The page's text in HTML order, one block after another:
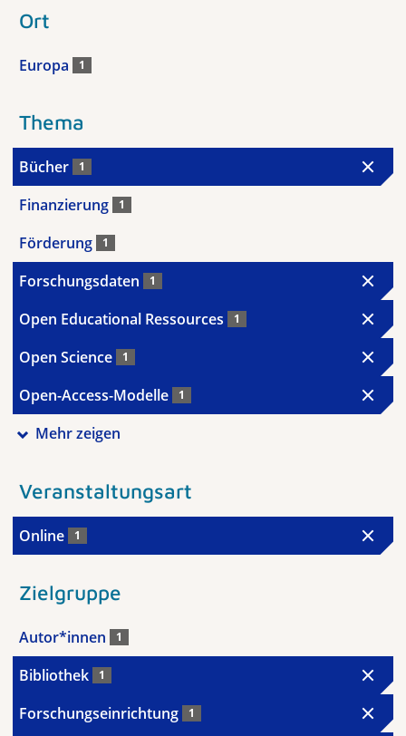
Ort
Europa 1
Thema
Bücher 1
Finanzierung 1
Förderung 1
Forschungsdaten 1
Open Educational Ressources 1
Open Science 1
Open-Access-Modelle 1
Mehr zeigen
Veranstaltungsart
Online 1
Zielgruppe
Autor*innen 1
Bibliothek 1
Forschungseinrichtung 1